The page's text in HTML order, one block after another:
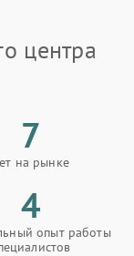
центра
7
на рынке
4
опыт работы